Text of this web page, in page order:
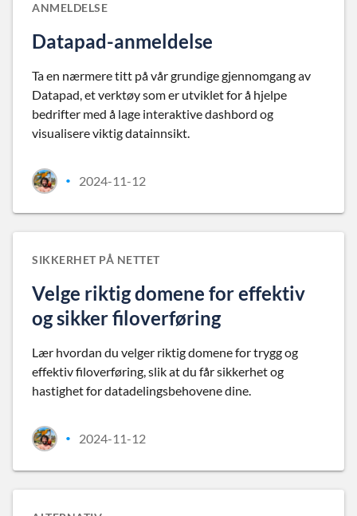
ANMELDELSE
Datapad-anmeldelse
Ta en nærmere titt på vår grundige gjennomgang av
Datapad, et verktøy som er utviklet for å hjelpe
bedrifter med å lage interaktive dashbord og
visualisere viktig datainnsikt.
• 2024-11-12
SIKKERHET PÅ NETTET
Velge riktig domene for effektiv
og sikker filoverføring
Lær hvordan du velger riktig domene for trygg og
effektiv filoverføring, slik at du får sikkerhet og
hastighet for datadelingsbehovene dine.
• 2024-11-12